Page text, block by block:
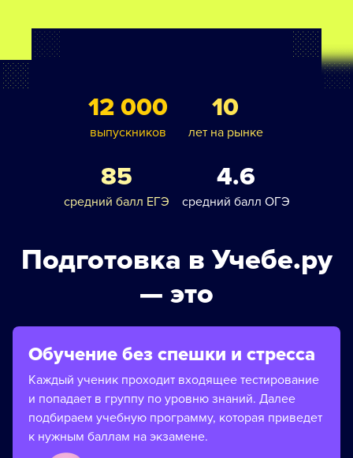
12 000
выпускников
10
лет на рынке
85
средний балл ЕГЭ
4.6
средний балл ОГЭ
Подготовка в Учебе.ру
— это
Обучение без спешки и стресса
Каждый ученик проходит входящее тестирование
и попадает в группу по уровню знаний. Далее
подбираем учебную программу, которая приведет
к нужным баллам на экзамене.